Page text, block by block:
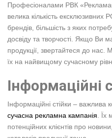
Професіоналами РВК
велика кількість ексклюзивних
брендів, більшість з яких
досвіду та творчості. Якщо Ви
продукції, звертайтеся до нас.
їх на найвищому сучасному
Інформаційні
Інформаційні стійки – важлива
сучасна рекламна кампанія .
потенційних клієнтів про